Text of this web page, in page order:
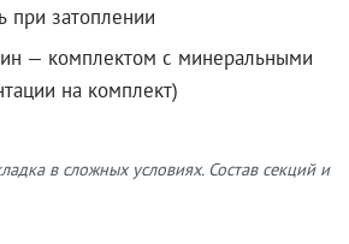
при затоплении
— комплектом с минеральными
на комплект)
в сложных условиях. Состав секций и